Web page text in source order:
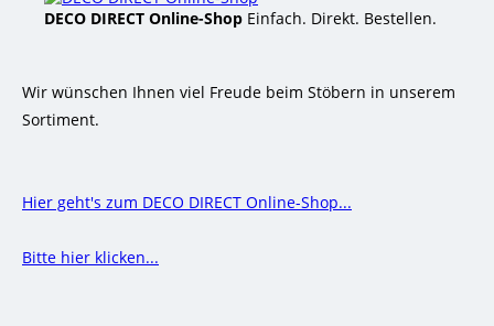
DECO DIRECT Online-Shop Einfach. Direkt. Bestellen.
Wir wünschen Ihnen viel Freude beim Stöbern in unserem
Sortiment.
Hier geht's zum DECO DIRECT Online-Shop...
Bitte hier klicken...